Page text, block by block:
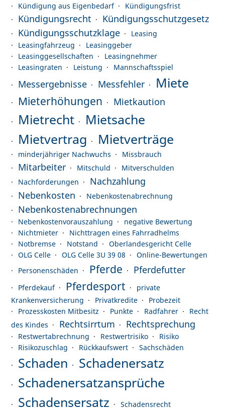
Kündigung aus Eigenbedarf Kündigungsfrist
Kündigungsrecht
Kündigungsschutzgesetz
Kündigungsschutzklage
Leasing
Leasingfahrzeug
Leasinggeber
Leasinggesellschaften
Leasingnehmer
Leasingraten
Leistung Mannschaftsspiel
Messergebnisse Messfehler Miete
Mieterhöhungen Mietkaution
Mietrecht
Mietsache
Mietvertrag
Mietverträge
minderjähriger Nachwuchs Missbrauch
Mitarbeiter Mitschuld
Mitverschulden
Nachforderungen
Nachzahlung
Nebenkosten
Nebenkostenabrechnung
Nebenkostenabrechnungen
Nebenkostenvorauszahlung
negative Bewertung
Nichtmieter
Nichttragen eines Fahrradhelms
Notbremse
Notstand
Oberlandesgericht Celle
OLG Celle
OLG Celle 3U 39 08
Online-Bewertungen
Personenschäden
Pferde Pferdefutter
Pferdekauf Pferdesport
private
Krankenversicherung
Privatkredite
Probezeit
Prozesskosten Mitbesitz
Punkte Radfahrer
Recht
des Kindes
Rechtsirrtum Rechtsprechung
Restwertabrechnung Restwertrisiko
Risiko
Risikozuschlag
Rückkaufswert Sachschäden
Schaden
Schadenersatz
Schadenersatzansprüche
Schadensersatz
Schadensrecht